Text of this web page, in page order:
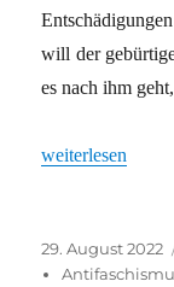
will der
es nach ihm
„“
weiterlesen
Veröffentlicht
am
29. August 2022